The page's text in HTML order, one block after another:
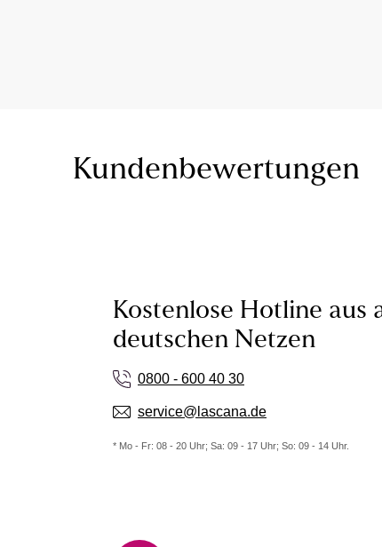
Kundenbewertungen
Kostenlose Hotline aus
deutschen Netzen
0800 - 600 40 30
service@lascana.de
* Mo - Fr: 08 - 20 Uhr; Sa: 09 - 17 Uhr; So: 09 - 14 Uhr.